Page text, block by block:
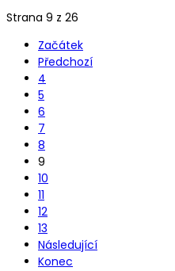
Strana 9 z 26
Začátek
Předchozí
4
5
6
7
8
9
10
11
12
13
Následující
Konec